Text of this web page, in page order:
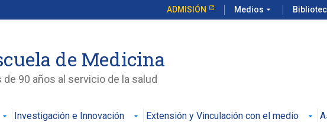
ADMISIÓN Medios arrow_drop_down
de Medicina
de 90 años al servicio de la salud
Investigación e Innovación Extensión y Vinculación con el medio